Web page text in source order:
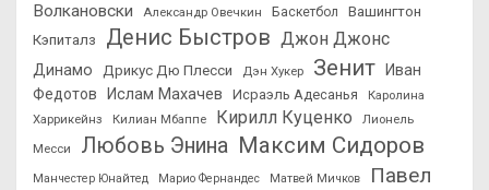
Волкановски
Александр Овечкин Баскетбол
Вашингтон
Кэпиталз
Денис Быстров Джон Джонс
Динамо Дрикус Дю Плесси Дэн Хукер Зенит
Иван
Федотов
Ислам Махачев Исраэль Адесанья
Каролина
Харрикейнз
Килиан Мбаппе Кирилл Куценко
Лионель
Месси
Любовь Энина Максим Сидоров
Манчестер Юнайтед Марио Фернандес Матвей Мичков
Павел